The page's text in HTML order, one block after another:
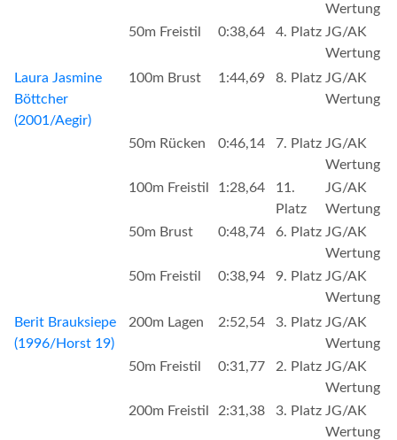
Wertung
50m Freistil
0:38,64 4. Platz JG/AK
Wertung
Laura Jasmine
Böttcher
(2001/Aegir)
100m Brust 1:44,69 8. Platz JG/AK
Wertung
50m Rücken 0:46,14 7. Platz JG/AK
Wertung
100m Freistil
1:28,64
11.
Platz
JG/AK
Wertung
50m Brust
0:48,74 6. Platz JG/AK
Wertung
50m Freistil
0:38,94 9. Platz JG/AK
Wertung
Berit Brauksiepe
(1996/Horst 19)
200m Lagen 2:52,54 3. Platz JG/AK
Wertung
50m Freistil
0:31,77 2. Platz JG/AK
Wertung
200m Freistil
2:31,38 3. Platz JG/AK
Wertung